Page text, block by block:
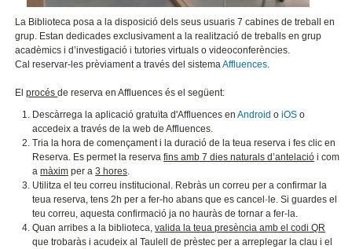
La Biblioteca posa a la disposició dels seus usuaris 7 cabines de treball en
grup. Estan dedicades exclusivament a la realització de treballs en grup
acadèmics i d’investigació i tutories virtuals o videoconferències.
Cal reservar-les prèviament a través del sistemaAffluences.
Elprocésde reserva en Affluences és el següent:
Descàrrega la aplicació gratuïta d'Affluences enAndroidoiOSo
accedeix a través de la web de Affluences.
Tria la hora de començament i la duració de la teua reserva i fes clic en
Reserva. Es permet la reservafins amb 7 dies naturals d’antelació i com
amàxim per a3 hores.
Utilitza el teu correu institucional. Rebràs un correu per a confirmar la
teua reserva, tens 2h per a fer-ho abans que es cancel·le. Si guardes el
teu correu, aquesta confirmació ja no hauràs de tornar a fer-la.
Quan arribes a la biblioteca,valida la teua presència amb el codi QR
que trobaràs i acudeix al Taulell de prèstec per a arreplegar la clau i el